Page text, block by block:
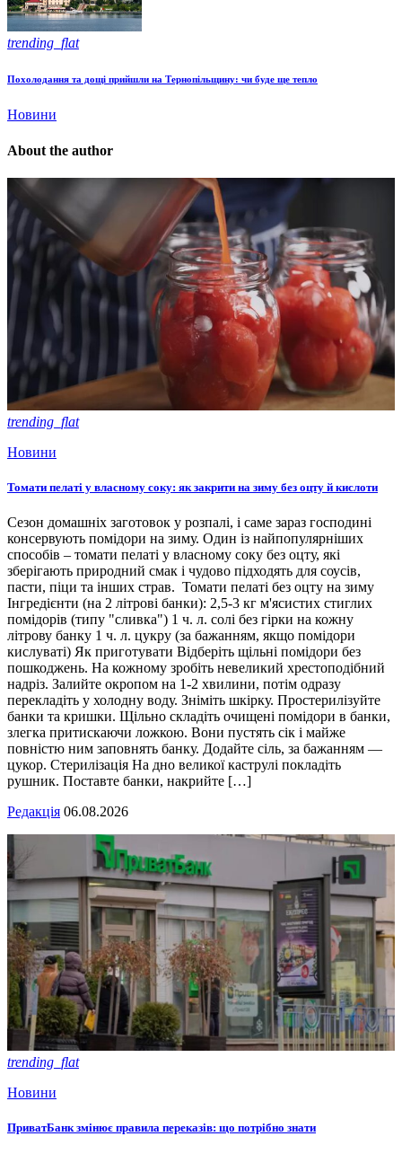
trending_flat
Похолодання та дощі прийшли на Тернопільщину: чи буде ще тепло
Новини
About the author
trending_flat
Новини
Томати пелаті у власному соку: як закрити на зиму без оцту й кислоти
Сезон домашніх заготовок у розпалі, і саме зараз господині
консервують помідори на зиму. Один із найпопулярніших
способів – томати пелаті у власному соку без оцту, які
зберігають природний смак і чудово підходять для соусів,
пасти, піци та інших страв. Томати пелаті без оцту на зиму
Інгредієнти (на 2 літрові банки): 2,5-3 кг м'ясистих стиглих
помідорів (типу "сливка") 1 ч. л. солі без гірки на кожну
літрову банку 1 ч. л. цукру (за бажанням, якщо помідори
кислуваті) Як приготувати Відберіть щільні помідори без
пошкоджень. На кожному зробіть невеликий хрестоподібний
надріз. Залийте окропом на 1-2 хвилини, потім одразу
перекладіть у холодну воду. Зніміть шкірку. Простерилізуйте
банки та кришки. Щільно складіть очищені помідори в банки,
злегка притискаючи ложкою. Вони пустять сік і майже
повністю ним заповнять банку. Додайте сіль, за бажанням —
цукор. Стерилізація На дно великої каструлі покладіть
рушник. Поставте банки, накрийте […]
Редакція 06.08.2026
trending_flat
Новини
ПриватБанк змінює правила переказів: що потрібно знати